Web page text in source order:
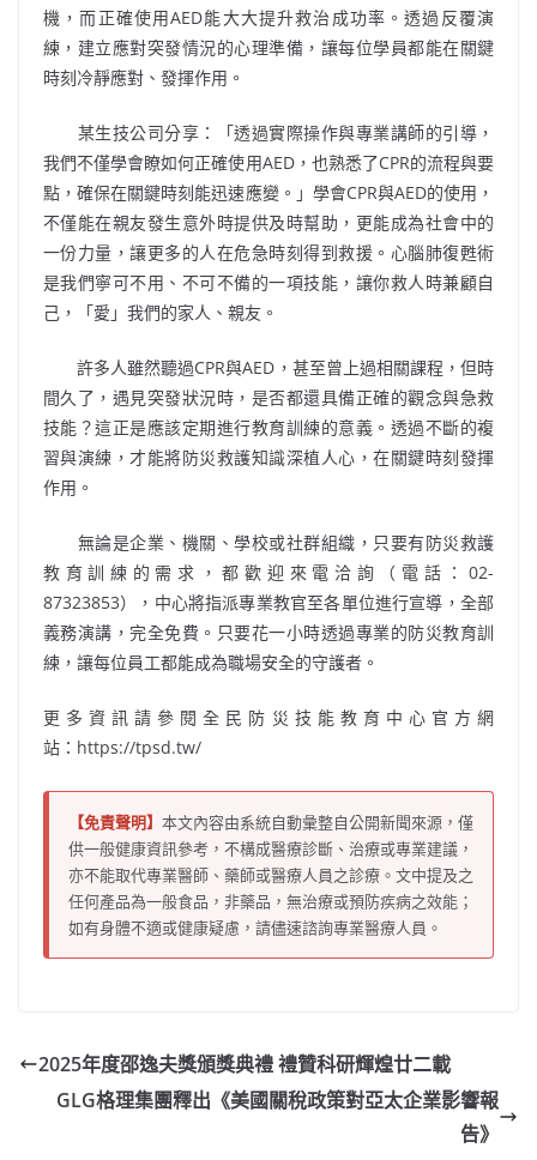
機，而正確使用AED能大大提升救治成功率。透過反覆演
練，建立應對突發情況的心理準備，讓每位學員都能在關鍵
時刻冷靜應對、發揮作用。
某生技公司分享：「透過實際操作與專業講師的引導，
我們不僅學會瞭如何正確使用AED，也熟悉了CPR的流程與要
點，確保在關鍵時刻能迅速應變。」學會CPR與AED的使用，
不僅能在親友發生意外時提供及時幫助，更能成為社會中的
一份力量，讓更多的人在危急時刻得到救援。心腦肺復甦術
是我們寧可不用、不可不備的一項技能，讓你救人時兼顧自
己，「愛」我們的家人、親友。
許多人雖然聽過CPR與AED ，甚至曾上過相關課程，但時
間久了，遇見突發狀況時，是否都還具備正確的觀念與急救
技能？這正是應該定期進行教育訓練的意義。透過不斷的複
習與演練，才能將防災救護知識深植人心，在關鍵時刻發揮
作用。
無論是企業、機關、學校或社群組織，只要有防災救護
教育訓練的需求，都歡迎來電洽詢（電話： 02-
87323853），中心將指派專業教官至各單位進行宣導，全部
義務演講，完全免費。只要花一小時透過專業的防災教育訓
練，讓每位員工都能成為職場安全的守護者。
更多資訊請參閱全民防災技能教育中心官方網
站： https://tpsd.tw/
【免責聲明】 本文內容由系統自動彙整自公開新聞來源，僅
供一般健康資訊參考，不構成醫療診斷、治療或專業建議，
亦不能取代專業醫師、藥師或醫療人員之診療。文中提及之
任何產品為一般食品，非藥品，無治療或預防疾病之效能；
如有身體不適或健康疑慮，請儘速諮詢專業醫療人員。
2025年度邵逸夫獎頒獎典禮 禮贊科研輝煌廿二載
GLG格理集團釋出《美國關稅政策對亞太企業影響報
告》